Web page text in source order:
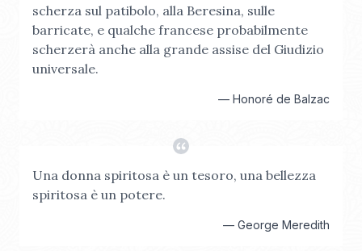
scherza sul patibolo, alla Beresina, sulle
barricate, e qualche francese probabilmente
scherzerà anche alla grande assise del Giudizio
universale.
— Honoré de Balzac
Una donna spiritosa è un tesoro, una bellezza
spiritosa è un potere.
— George Meredith